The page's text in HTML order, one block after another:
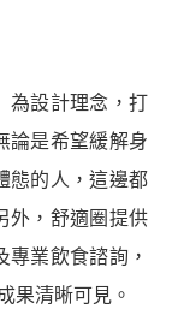
為設計理念，打
論是希望緩解身
態的人，這邊都
外，舒適圈提供
業飲食諮詢，
果清晰可見。